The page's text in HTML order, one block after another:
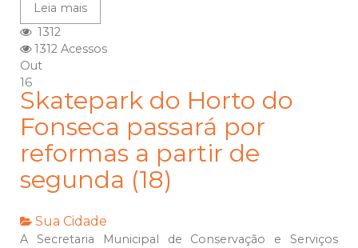
Leia mais
1312
1312 Acessos
Out
16
Skatepark do Horto do
Fonseca passará por
reformas a partir de
segunda (18)
Sua Cidade
A Secretaria Municipal de Conservação e Serviços